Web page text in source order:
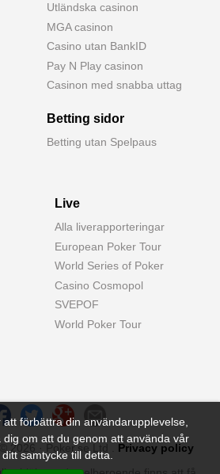
Utländska casinon
MGA casinon
Casino utan BankID
Pay N Play casinon
Casinon med snabba uttag
Betting sidor
Betting utan Spelpaus
Live
Alla liverapporteringar
European Poker Tour
World Series of Poker
Casino Cosmopol
SVEPOF
World Poker Tour
2026 · Poker.se Ltd . Privacy policy
förbättra din användarupplevelse,
om att du genom att använda vår
samtycke till detta.